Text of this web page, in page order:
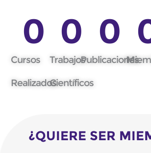
Cursos
Realizados
0
Trabajos
Científicos
0
Publicaciones
0
¿QUIERE SER